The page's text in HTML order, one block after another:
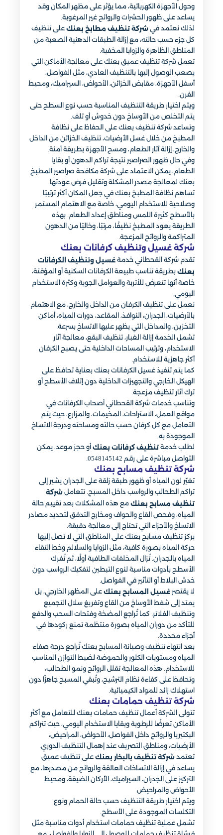
وحول الأجهزة الكهربائية، مما يؤثر على مظهر المكان وقد
يساعد على ظهور الحشرات والروائح غير المرغوبة.
لذلك نعتمد في شركة تنظيف مطابخ بعنك على تنظيف
كل جزء حسب حالته، مع إزالة الطبقات الدهنية الصعبة من
المناطق الظاهرة والزوايا المخفية.
تعمل شركة تنظيف عميق بعنك على معالجة الأماكن التي
يصعب الوصول إليها بالتنظيف العادي، مثل الفواصل،
أسفل الأجهزة، مقابض الخزائن، الأحواض، السيراميك، ومحيط
الفرن.
ويتم اختيار طريقة التنظيف المناسبة حسب نوع السطح حتى
يتم التخلص من الأوساخ دون خدوش أو تلف.
وتساعد شركة تنظيف بعنك على الحفاظ على نظافة
المطبخ من خلال غسل الأرضيات، تنظيف الخزائن من الداخل
والخارج، إزالة آثار الطعام، ومسح الأجهزة بطريقة آمنة.
وفي حال ظهور الصراصير نتيجة تراكم الدهون أو بقايا
الطعام، يمكن الاعتماد على شركة مكافحة صراصير المطبخ
بعنك لمعالجة مصدر المشكلة وتقليل فرص عودتها.
تساهم نظافة المطبخ بعنك في جعل المكان أكثر ترتيبًا
وصلاحية للاستخدام اليومي، خاصة مع الاهتمام المستمر
بالأسطح كثيرة اللمس ومناطق إعداد الطعام. بهذه
الطريقة يعود المطبخ نظيفًا، مرتبًا، وخاليًا من الدهون
المتراكمة والروائح المزعجة.
شركة غسيل وتنظيف كرفانات بعنك
تقدم شركة القحطاني خدمة غسيل وتنظيف الكرفانات
بعنك بطريقة تناسب طبيعة الكرفانات السكنية أو المؤقتة،
خاصة أنها تتعرض للأتربة والعوامل الجوية وكثرة الاستخدام
اليومي.
نعمل على تنظيف الكرفان من الداخل والخارج، مع الاهتمام
بالأرضيات، الجدران، النوافذ، المقاعد، دورات المياه، أماكن
التخزين، والمداخل التي يظهر عليها الاتساخ بسرعة.
تشمل الخدمة إزالة الغبار، تنظيف البقع، معالجة آثار
الاستخدام، وترتيب المساحات الداخلية حتى يصبح الكرفان
أكثر جاهزية للاستخدام.
كما يتم تنفيذ غسيل الكرفانات بعنك بعناية تحافظ على
الهيكل الخارجي والتجهيزات الداخلية دون إتلاف الأسطح أو
ترك آثار تنظيف مزعجة.
وتناسب خدمات شركة القحطاني أصحاب الكرفانات في
مواقع العمل، الاستراحات، المخيمات، والمزارع، حيث يتم
التعامل مع كل كرفان حسب حالته ومساحته ودرجة الاتساخ
الموجودة به.
لطلب خدمة تنظيف كرفانات بعنك أو حجز موعد، يمكن
التواصل مباشرة على رقم 0548145142.
شركة تنظيف مسابح بعنك
تغيّر لون المياه أو ظهور طبقة زلقة على الجدران يشير إلى
تراكم الطحالب والرواسب داخل المسبح. تتعامل شركة
تنظيف مسابح بعنك مع هذه المشكلات بعد تقييم حالة
المياه، وفحص القاع والحواف ومخارج التدفق لتحديد مصادر
الاتساخ والأجزاء التي تحتاج إلى معالجة دقيقة.
يركز تنظيف مسابح بعنك على المناطق التي لا تصل إليها
حركة المياه بصورة كافية، مثل الزوايا والسلالم وخط التقاء
المياه بالجدران. تُزال المخلفات الطافية أولًا، ثم تُفرك
الأسطح بأدوات مناسبة لنوع التبطين لتفكيك الرواسب دون
خدش البلاط أو التأثير في الفواصل.
لا يقتصر غسيل المسابح بعنك على المظهر الخارجي، بل
يمتد إلى شفط الأوساخ من القاع وتفريغ سلال التجميع
وتنظيف الفلاتر. كما تُراجع المضخة وفتحات السحب والدفع
للتأكد من دوران المياه بصورة منتظمة تمنع ركودها في
أجزاء محددة.
بعد انتهاء تنظيف وصيانة المسابح بعنك تُراجع درجة صفاء
المياه ومستويات الكلور والحموضة لضبط التوازن المناسب
للاستخدام. هذه المعالجة تقلل الروائح ونمو الطحالب،
وتحافظ على كفاءة نظام الترشيح، وتُبقي المسبح جاهزًا دون
استهلاك زائد للمواد الكيميائية.
شركة تنظيف حمامات بعنك
تتولى الشركة أعمال تنظيف حمامات بعنك للتعامل مع أكثر
الأماكن تعرضًا للرطوبة وبقايا الاستخدام اليومي، حيث تتراكم
البكتيريا والروائح داخل الفواصل، الأحواض، المراحيض،
الأرضيات، ومناطق التصريف عند إهمال التنظيف الدوري.
تعتمد شركة تنظيف بالبخار بعنك على تنظيف عميق
يساعد في إزالة الاتساخات العالقة والروائح من مصدرها، مع
التركيز على الجدران، السيراميك، الأركان الضيقة، ومحيط
الأحواض والمراحيض.
ويتم اختيار طريقة التنظيف حسب حالة الحمام ونوع
التكلسات الموجودة على الأسطح.
تشمل عملية تنظيف حمامات استخدام أدوات مناسبة مثل